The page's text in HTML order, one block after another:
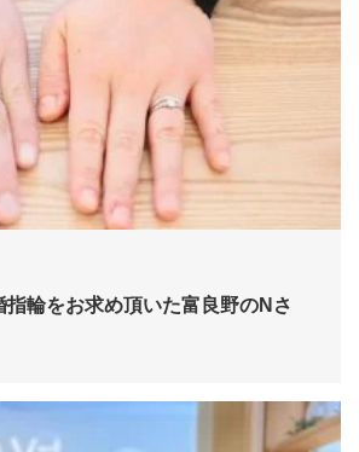
指輪をお求め頂いた富良野のNさ